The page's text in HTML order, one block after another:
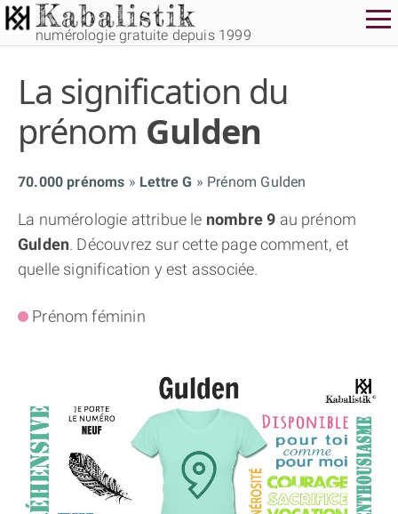
numérologie gratuite depuis 1999
La signification du
prénom Gulden
70.000 prénoms Lettre G Prénom Gulden
La numérologie attribue le nombre 9 au prénom
Gulden. Découvrez sur cette page comment, et
quelle signification y est associée.
Prénom féminin
THÈME GRATUIT
THÈME NUMÉROLOGIQUE APPROFONDI
THÈME TEMPOREL
THÈME « DOUBLE JE »
APPRENDRE LA NUMÉROLOGIE